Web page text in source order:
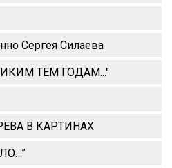
Сергея Силаева
ТЕМ ГОДАМ..."
В КАРТИНАХ